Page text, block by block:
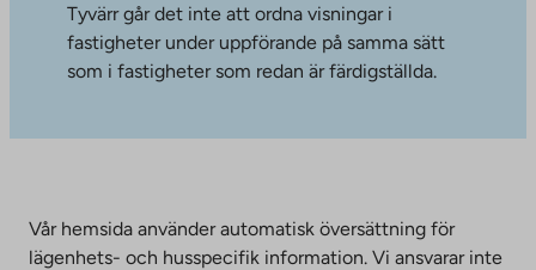
Tyvärr går det inte att ordna visningar i
fastigheter under uppförande på samma sätt
som i fastigheter som redan är färdigställda.
Vår hemsida använder automatisk översättning för
lägenhets- och husspecifik information. Vi ansvarar inte